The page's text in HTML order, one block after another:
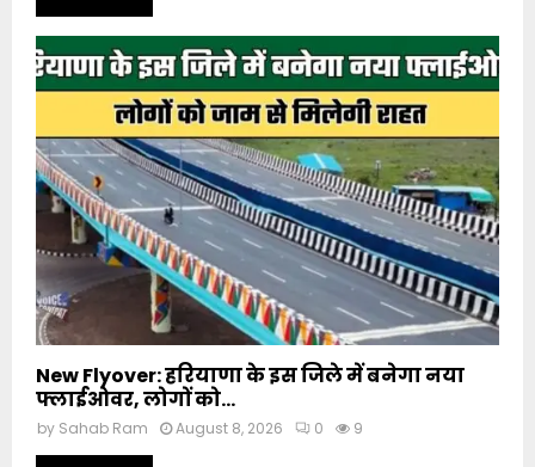
New Flyover: हरियाणा के इस जिले में बनेगा नया
फ्लाईओवर, लोगों को...
by Sahab Ram August 8, 2026 0 9